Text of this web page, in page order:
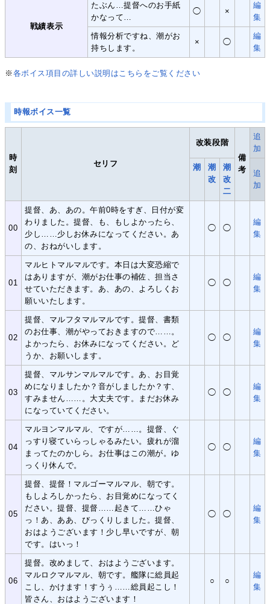
戦績表示
たぶん…提督へのお手紙
かなって…
◯ ×
編
集
情報分析ですね、潮がお
持ちします。
× ◯
編
集
※ 各ボイス項目の詳しい説明はこちらをご覧ください
時報ボイス一覧
時
刻
セリフ
改装段階
備
考
追
加
潮
潮
改
潮
改
二
追
加
00
提督、あ、あの。午前0時をすぎ、日付が変
わりました。提督、も、もしよかったら、
少し……少しお休みになってください。あ
の、おねがいします。
◯ ◯
編
集
01
マルヒトマルマルです。本日は大変恐縮で
はありますが、潮がお仕事の補佐、担当さ
せていただきます。あ、あの、よろしくお
願いいたします。
◯ ◯
編
集
02
提督、マルフタマルマルです。提督、書類
のお仕事、潮がやっておきますので……。
よかったら、お休みになってください。ど
うか、お願いします。
◯ ◯
編
集
03
提督、マルサンマルマルです。あ、お目覚
めになりましたか？音がしましたか？す、
すみません……。大丈夫です。まだお休み
になっていてください。
◯ ◯
編
集
04
マルヨンマルマル、ですが……。提督、ぐ
っすり寝ていらっしゃるみたい。疲れが溜
まってたのかしら。お仕事はこの潮が。ゆ
っくり休んで。
◯ ◯
編
集
05
提督、提督！マルゴーマルマル、朝です。
もしよろしかったら、お目覚めになってく
ださい。提督、提督……起きて……ひゃ
っ！あ、ああ、びっくりしました。提督、
おはようございます！少し早いですが、朝
です。はいっ！
◯ ◯
編
集
06
提督。改めまして、おはようございます。
マルロクマルマル、朝です。艦隊に総員起
こし、かけます！すうぅ……総員起こし！
皆さん、おはようございます！
○ ○
編
集